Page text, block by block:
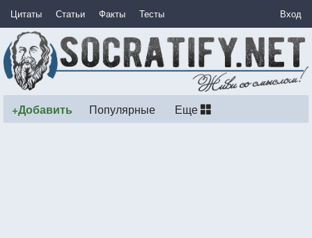
Цитаты Статьи Факты Тесты Вход
+Добавить Популярные Еще